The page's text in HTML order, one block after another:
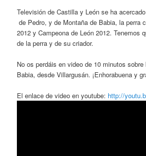
Televisión de Castilla y León se ha
de Pedro, y de Montaña de Babia, la perra
2012 y Campeona de León 2012. Tenemos
de la perra y de su criador.
No os perdáis en video de 10 minutos
Babia, desde Villargusán. ¡Enhorabuena y
El enlace de video en youtube: http://